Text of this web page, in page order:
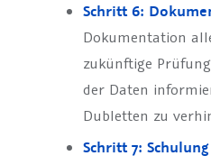
Schritt 6:
Dokumentation
zukünftige
der Daten
Dubletten zu
Schritt 7: